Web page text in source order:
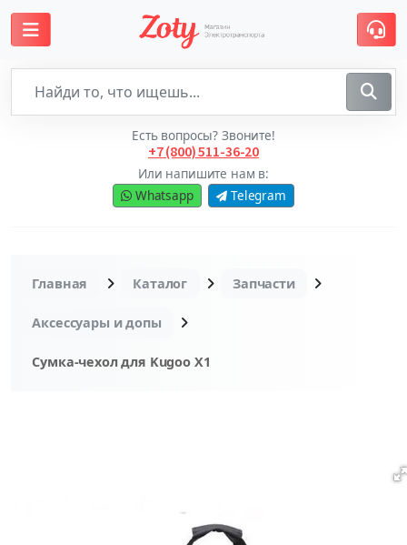
Есть вопросы? Звоните!
+7 (800) 511-36-20
Или напишите нам в:
Whatsapp
Telegram
Главная Каталог Запчасти
Аксессуары и допы
Сумка-чехол для Kugoo X1